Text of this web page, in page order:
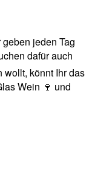
jeden Tag
dafür auch
wollt, könnt Ihr das
Wein 🍷 und